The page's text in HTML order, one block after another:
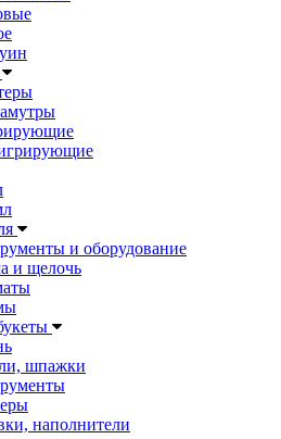
и оборудование
и щелочь
шпажки
наполнители